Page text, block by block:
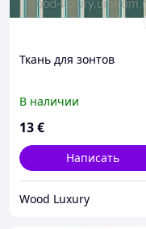
Ткань для зонтов
В наличии
13€
Написать
Wood Luxury